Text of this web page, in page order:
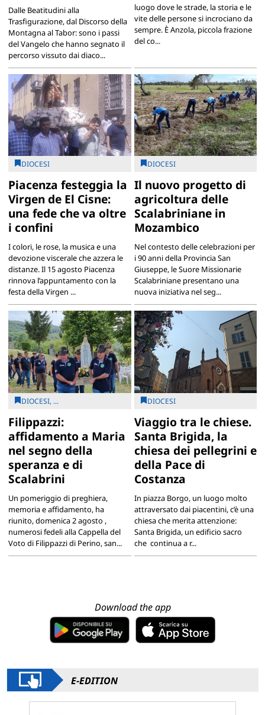
Dalle Beatitudini alla
Trasfigurazione, dal Discorso della
Montagna al Tabor: sono i passi
del Vangelo che hanno segnato il
percorso vissuto dai diaco...
luogo dove le strade, la storia e le
vite delle persone si incrociano da
sempre. È Anzola, piccola frazione
del co...
DIOCESI
Piacenza festeggia la
Virgen de El Cisne:
una fede che va oltre
i confini
I colori, le rose, la musica e una
devozione viscerale che azzera le
distanze. Il 15 agosto Piacenza
rinnova l’appuntamento con la
festa della Virgen ...
DIOCESI
Il nuovo progetto di
agricoltura delle
Scalabriniane in
Mozambico
Nel contesto delle celebrazioni per
i 90 anni della Provincia San
Giuseppe, le Suore Missionarie
Scalabriniane presentano una
nuova iniziativa nel seg...
DIOCESI, ...
Filippazzi:
affidamento a Maria
nel segno della
speranza e di
Scalabrini
Un pomeriggio di preghiera,
memoria e affidamento, ha
riunito, domenica 2 agosto ,
numerosi fedeli alla Cappella del
Voto di Filippazzi di Perino, san...
DIOCESI
Viaggio tra le chiese.
Santa Brigida, la
chiesa dei pellegrini e
della Pace di
Costanza
In piazza Borgo, un luogo molto
attraversato dai piacentini, c’è una
chiesa che merita attenzione:
Santa Brigida, un edificio sacro
che continua a r...
Download the app
E-EDITION